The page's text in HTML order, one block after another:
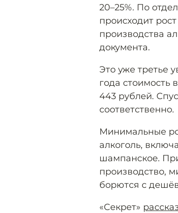
20–25%. По
происходит
производства
документа.
Это уже третье
года стоимость
443 рублей.
соответственно.
Минимальные
алкоголь,
шампанское.
производство,
борются с
«Секрет»